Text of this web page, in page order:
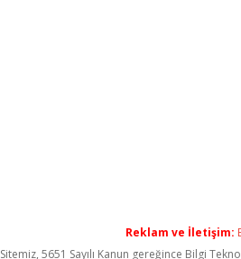
Reklam ve İletişim:
Sitemiz, 5651 Sayılı Kanun gereğince Bilgi